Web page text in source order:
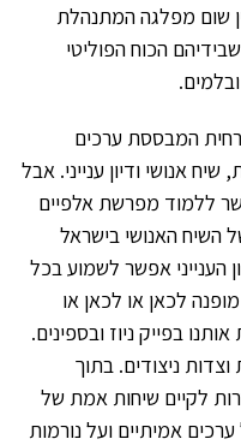
אישיות. כך שבישראל 2020 אין שום מפלגה המתנהלת
הכוח הפוליטי
המבססת ערכים
אנושי ודיון ענייני. אבל
ללמוד מפרשת אלפיים
השיח האנושי בישראל
הענייני אפשר לשמוע בכל
לכאן או לכאן או
בפייק ניוז ובספינים.
ניצודים. בתוך
לקיים שיחות אמת של
אמיתיים ועל נורמות